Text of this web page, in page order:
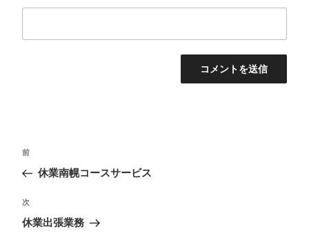
投
ビ
ゲ
過
去
投
稿
前
休業南幌コースサービス
次
の
次
休業出張業務